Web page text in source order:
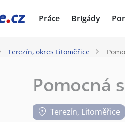
Práce Brigády
Terezín, okres Litoměřice
Pomocná
Terezín, Litoměřice